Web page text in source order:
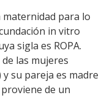
maternidad para lo
in vitro
sigla es ROPA.
las mujeres
su pareja es madre
de un